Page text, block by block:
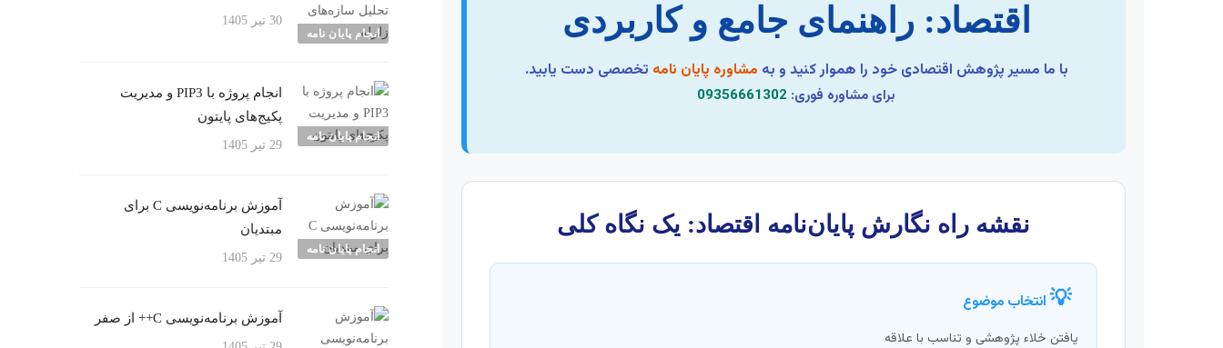
اقتصاد: راهنمای جامع و کاربردی
با ما مسیر پژوهش اقتصادی خود را هموار کنید و به مشاوره پایان نامه تخصصی دست یابید.
برای مشاوره فوری: 09356661302
نقشه راه نگارش پایان‌نامه اقتصاد: یک نگاه کلی
💡 انتخاب موضوع
یافتن خلاء پژوهشی و تناسب با علاقه
انجام پایان نامه
30 تیر 1405
انجام پایان نامه
انجام پروژه با PIP3 و مدیریت
پکیج‌های پایتون
29 تیر 1405
انجام پایان نامه
آموزش برنامه‌نویسی C برای
مبتدیان
29 تیر 1405
آموزش برنامه‌نویسی C++ از صفر